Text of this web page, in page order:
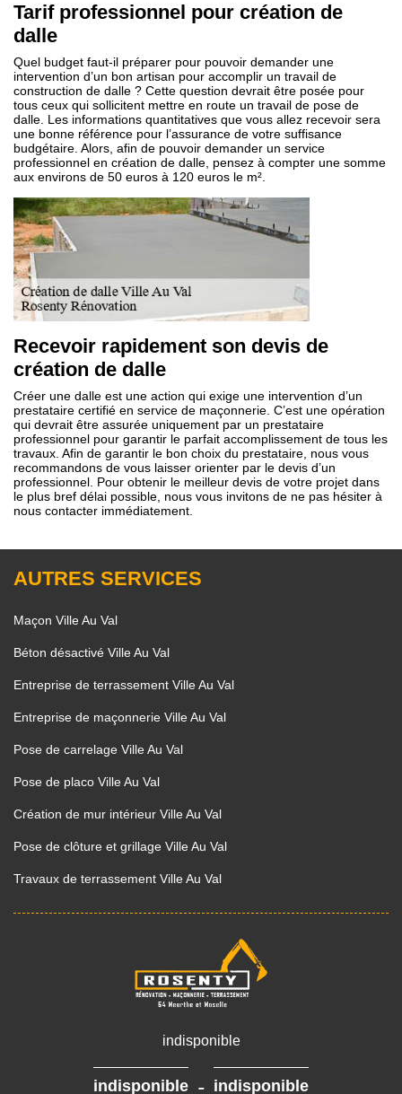
Tarif professionnel pour création de
dalle
Quel budget faut-il préparer pour pouvoir demander une
intervention d’un bon artisan pour accomplir un travail de
construction de dalle ? Cette question devrait être posée pour
tous ceux qui sollicitent mettre en route un travail de pose de
dalle. Les informations quantitatives que vous allez recevoir sera
une bonne référence pour l’assurance de votre suffisance
budgétaire. Alors, afin de pouvoir demander un service
professionnel en création de dalle, pensez à compter une somme
aux environs de 50 euros à 120 euros le m².
Recevoir rapidement son devis de
création de dalle
Créer une dalle est une action qui exige une intervention d’un
prestataire certifié en service de maçonnerie. C’est une opération
qui devrait être assurée uniquement par un prestataire
professionnel pour garantir le parfait accomplissement de tous les
travaux. Afin de garantir le bon choix du prestataire, nous vous
recommandons de vous laisser orienter par le devis d’un
professionnel. Pour obtenir le meilleur devis de votre projet dans
le plus bref délai possible, nous vous invitons de ne pas hésiter à
nous contacter immédiatement.
AUTRES SERVICES
Maçon Ville Au Val
Béton désactivé Ville Au Val
Entreprise de terrassement Ville Au Val
Entreprise de maçonnerie Ville Au Val
Pose de carrelage Ville Au Val
Pose de placo Ville Au Val
Création de mur intérieur Ville Au Val
Pose de clôture et grillage Ville Au Val
Travaux de terrassement Ville Au Val
indisponible
indisponible - indisponible